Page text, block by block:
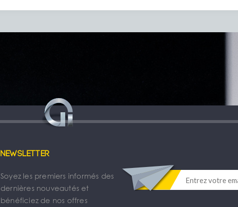
Newsletter
Soyez les premiers informés des
dernières nouveautés et
bénéficiez de nos offres